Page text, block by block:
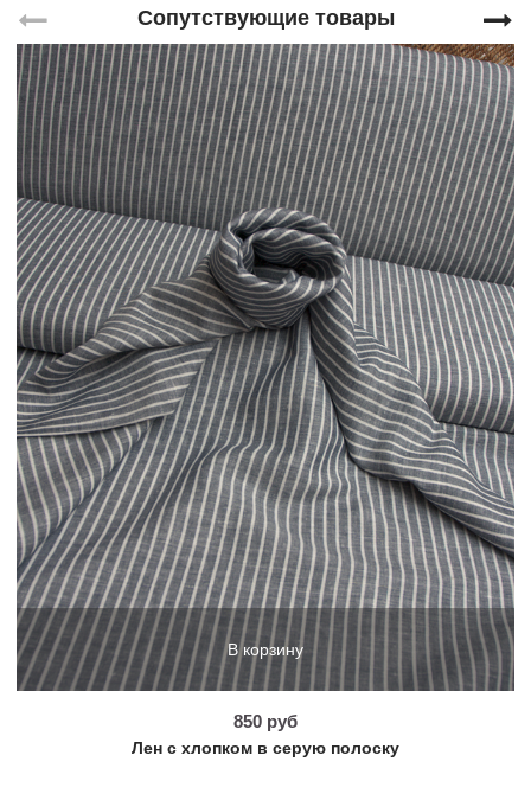
Сопутствующие товары
В корзину
850 руб
Лен с хлопком в серую полоску